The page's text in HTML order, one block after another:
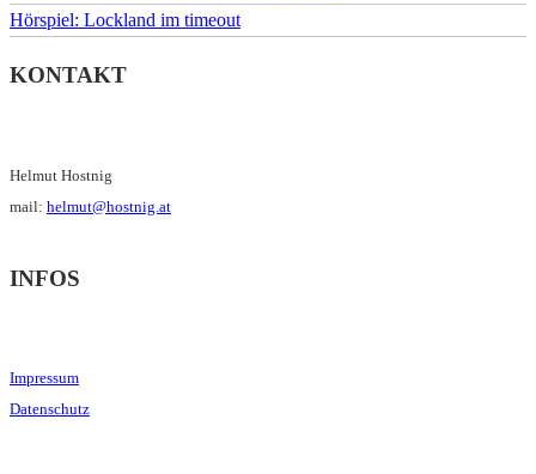
Hörspiel: Lockland im timeout
KONTAKT
Helmut Hostnig
mail: helmut@hostnig.at
INFOS
Impressum
Datenschutz